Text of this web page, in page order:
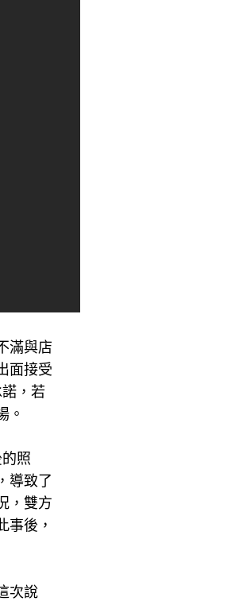
滿與店
面接受
，若
。
照
導致了
，雙方
事後，
次說